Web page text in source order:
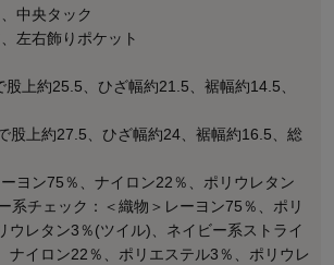
中央タック
左右飾りポケット
上約25.5、ひざ幅約21.5、裾幅約14.5、
股上約27.5、ひざ幅約24、裾幅約16.5、総
ヨン75％、ナイロン22％、ポリウレタン
系チェック：＜織物＞レーヨン75％、ポリ
ウレタン3％(ツイル)、ネイビー系ストライ
ナイロン22％、ポリエステル3％、ポリウレ